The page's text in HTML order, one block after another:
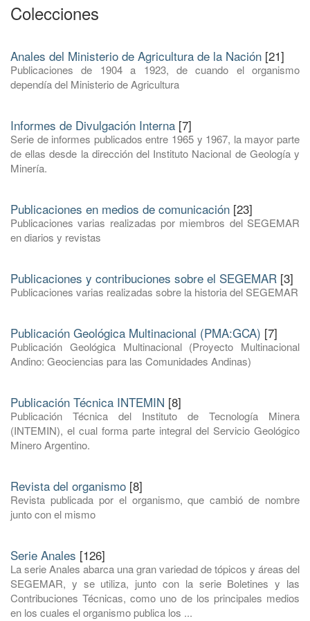
Colecciones
Anales del Ministerio de Agricultura de la Nación [21]
Publicaciones de 1904 a 1923, de cuando el organismo
dependía del Ministerio de Agricultura
Informes de Divulgación Interna [7]
Serie de informes publicados entre 1965 y 1967, la mayor parte
de ellas desde la dirección del Instituto Nacional de Geología y
Minería.
Publicaciones en medios de comunicación [23]
Publicaciones varias realizadas por miembros del SEGEMAR
en diarios y revistas
Publicaciones y contribuciones sobre el SEGEMAR [3]
Publicaciones varias realizadas sobre la historia del SEGEMAR
Publicación Geológica Multinacional (PMA:GCA) [7]
Publicación Geológica Multinacional (Proyecto Multinacional
Andino: Geociencias para las Comunidades Andinas)
Publicación Técnica INTEMIN [8]
Publicación Técnica del Instituto de Tecnología Minera
(INTEMIN), el cual forma parte integral del Servicio Geológico
Minero Argentino.
Revista del organismo [8]
Revista publicada por el organismo, que cambió de nombre
junto con el mismo
Serie Anales [126]
La serie Anales abarca una gran variedad de tópicos y áreas del
SEGEMAR, y se utiliza, junto con la serie Boletines y las
Contribuciones Técnicas, como uno de los principales medios
en los cuales el organismo publica los ...